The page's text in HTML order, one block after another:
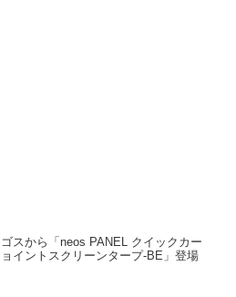
ゴスから「neos PANEL クイックカー
イントスクリーンタープ-BE」登場